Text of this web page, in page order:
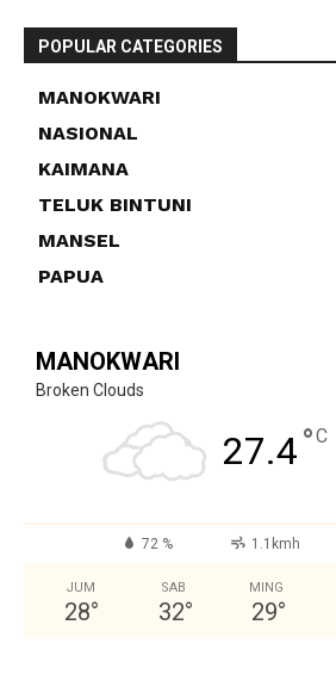
POPULAR CATEGORIES
MANOKWARI
NASIONAL
KAIMANA
TELUK BINTUNI
MANSEL
PAPUA
MANOKWARI
Broken Clouds
27.4°C
72 % 1.1kmh
JUM
28°
SAB
32°
MING
29°